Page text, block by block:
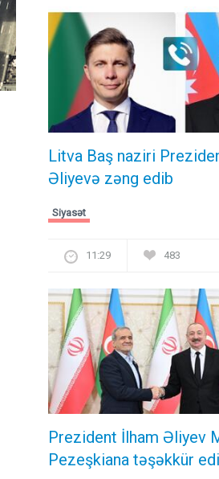
Litva Baş naziri
Əliyevə zəng edib
Siyasət
11:29 483
Prezident İlham Əliyev
Pezeşkiana təşəkkür